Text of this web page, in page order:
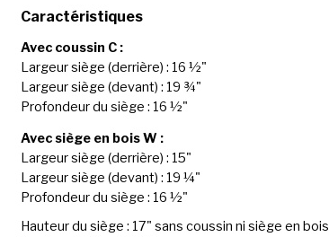
Caractéristiques
Avec coussin C :
Largeur siège (derrière) : 16 ½"
Largeur siège (devant) : 19 ¾"
Profondeur du siège : 16 ½"
Avec siège en bois W :
Largeur siège (derrière) : 15"
Largeur siège (devant) : 19 ¼"
Profondeur du siège : 16 ½"
Hauteur du siège : 17" sans coussin ni siège en bois